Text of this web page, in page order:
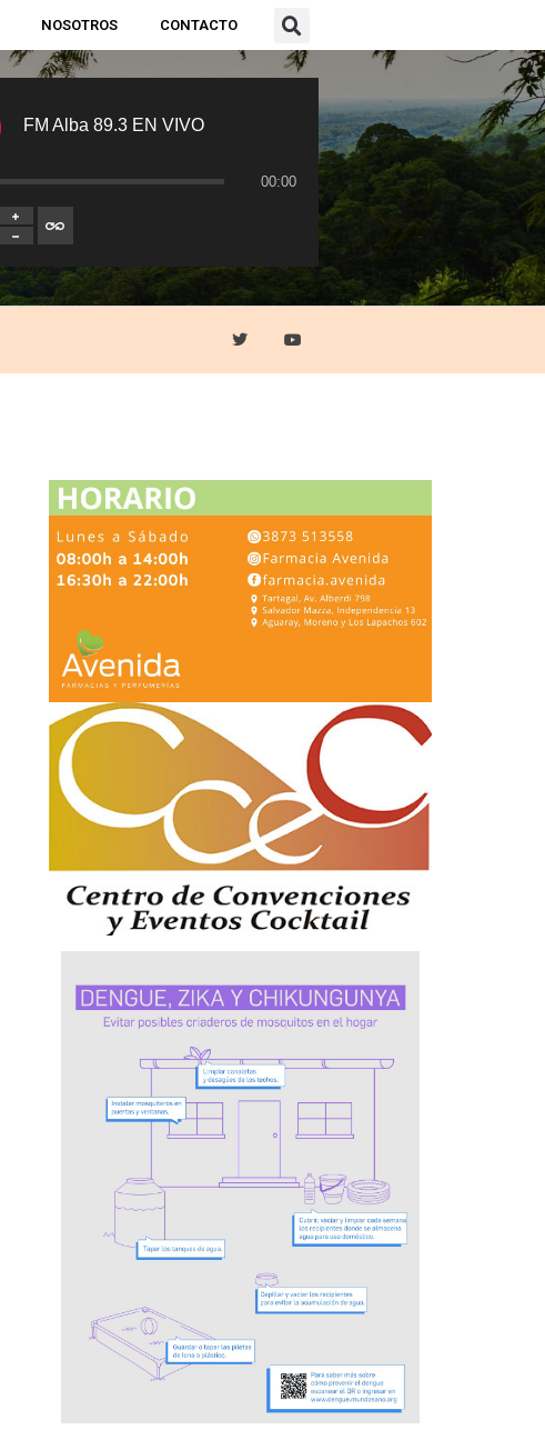
NOSOTROS CONTACTO
FM Alba 89.3 EN VIVO
00:00